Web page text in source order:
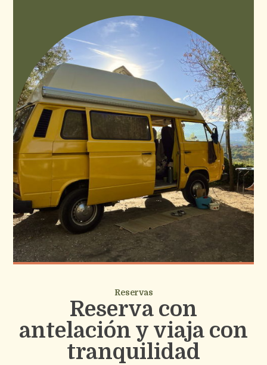
Reservas
Reserva con
antelación y viaja con
tranquilidad